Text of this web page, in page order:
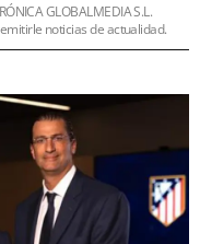
GLOBALMEDIA S.L.
noticias de actualidad.